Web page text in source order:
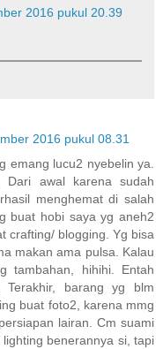
2016 pukul 20.39
2016 pukul 08.31
emang lucu2 nyebelin ya.
awal karena sudah
menghemat di salah
buat hobi saya yg aneh2
crafting/ blogging. Yg bisa
makan ama pulsa. Kalau
tambahan, hihihi. Entah
barang yg blm
buat foto2, karena mmg
lairan. Cm suami
benerannya si, tapi